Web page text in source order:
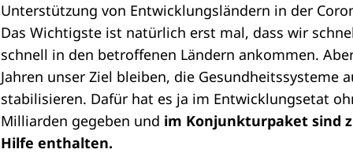
Unterstützung von Entwicklungsländern in der
Das Wichtigste ist natürlich erst mal, dass wir
schnell in den betroffenen Ländern ankommen.
Jahren unser Ziel bleiben, die Gesundheitssysteme
stabilisieren. Dafür hat es ja im Entwicklungsetat
Milliarden gegeben und im Konjunkturpaket sind
Hilfe enthalten.